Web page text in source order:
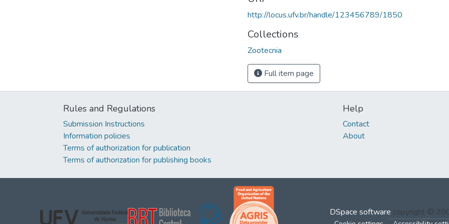
http://locus.ufv.br/handle/123456789/1850
Collections
Zootecnia
Full item page
Rules and Regulations
Submission Instructions
Information policies
Terms of authorization for publication
Terms of authorization for publishing books
Help
Contact
About
DSpace software copyright ©